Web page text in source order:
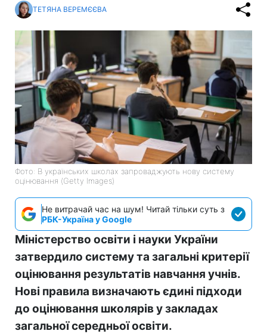
ТЕТЯНА ВЕРЕМЄЄВА
Фото: В українських школах запроваджують нову систему
оцінювання (Getty Images)
Не витрачай час на шум! Читай тільки суть з
РБК-Україна у Google
Міністерство освіти і науки України
затвердило систему та загальні критерії
оцінювання результатів навчання учнів.
Нові правила визначають єдині підходи
до оцінювання школярів у закладах
загальної середньої освіти.